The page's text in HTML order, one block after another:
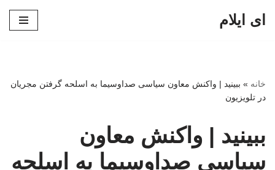
ای ایلام
خانه » ببینید | واکنش معاون سیاسی صداوسیما به اسلحه گرفتن مجریان
در تلویزیون
ببینید | واکنش معاون
سیاسی صداوسیما به اسلحه